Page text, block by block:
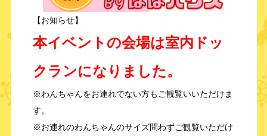
【お知らせ】
本イベントの会場は室内ドッ
クランになりました。
※わんちゃんをお連れでない方もご観覧いいただけま
す。
※お連れのわんちゃんのサイズ問わずご観覧いただけ